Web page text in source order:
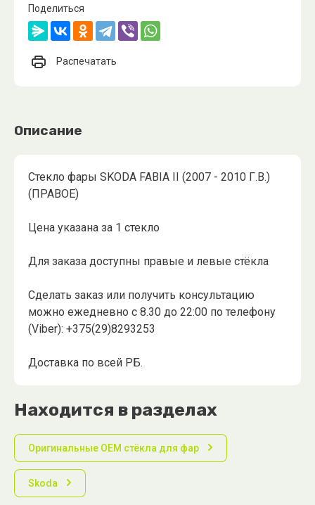
Поделиться
Распечатать
Описание
Стекло фары SKODA FABIA II (2007 - 2010 Г.В.)
(ПРАВОЕ)
Цена указана за 1 стекло
Для заказа доступны правые и левые стёкла
Сделать заказ или получить консультацию
можно ежедневно с 8.30 до 22:00 по телефону
(Viber): +375(29)8293253
Доставка по всей РБ.
Находится в разделах
Оригинальные OEM стёкла для фар
Skoda